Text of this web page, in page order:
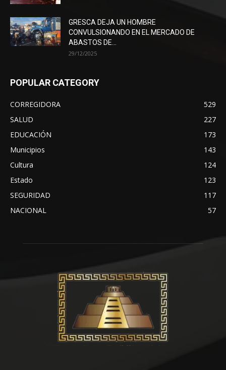
GRESCA DEJA UN HOMBRE
CONVULSIONANDO EN EL MERCADO DE
ABASTOS DE...
29/12/2025
POPULAR CATEGORY
CORREGIDORA
529
SALUD
227
EDUCACIÓN
173
Municipios
143
Cultura
124
Estado
123
SEGURIDAD
117
NACIONAL
57